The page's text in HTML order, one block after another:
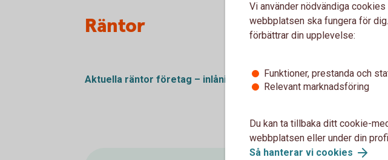
Räntor
Aktuella räntor företag – inlåningsräntor
Priser
Prislista
Vi använder nödvändiga
webbplatsen ska fungera för
förbättrar din upplevelse:
Funktioner, prestanda och
Relevant marknadsföring
Du kan ta tillbaka ditt cookie-
webbplatsen eller under din
Så hanterar vi cookies